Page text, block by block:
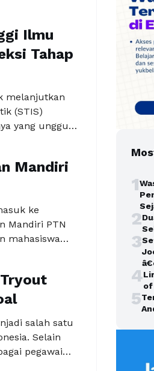
peserta.
mengikuti
…Baca
Ilmu
Tahap
melanjutkan
(STIS)
yang unggul
berbagai
untuk
Mandiri
ke
Mandiri PTN
mahasiswa
PTN
salah satu
Selain
pegawai
1
2
3
4of
5